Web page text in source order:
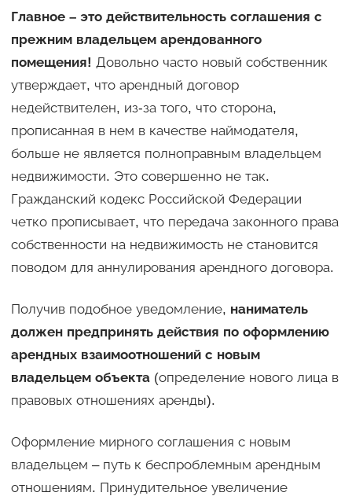
Главное – это действительность соглашения с
прежним владельцем арендованного
помещения! Довольно часто новый собственник
утверждает, что арендный договор
недействителен, из-за того, что сторона,
прописанная в нем в качестве наймодателя,
больше не является полноправным владельцем
недвижимости. Это совершенно не так.
Гражданский кодекс Российской Федерации
четко прописывает, что передача законного права
собственности на недвижимость не становится
поводом для аннулирования арендного договора.
Получив подобное уведомление, наниматель
должен предпринять действия по оформлению
арендных взаимоотношений с новым
владельцем объекта(определение нового лица в
правовых отношениях аренды).
Оформление мирного соглашения с новым
владельцем – путь к беспроблемным арендным
отношениям. Принудительное увеличение